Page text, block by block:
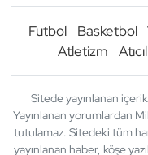
Futbol Basketbol
Atletizm
Sitede yayınlanan
Yayınlanan yorumlardan
tutulamaz. Sitedeki tüm
yayınlanan haber, köşe